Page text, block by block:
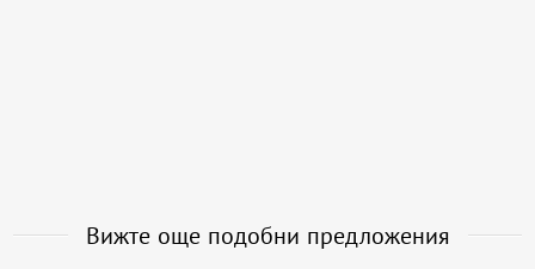
Вижте още подобни предложения